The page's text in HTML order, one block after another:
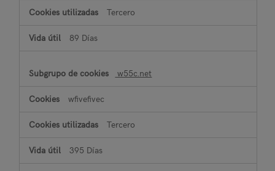
Tercero
89 Días
w55c.net
wfivefivec
Tercero
395 Días